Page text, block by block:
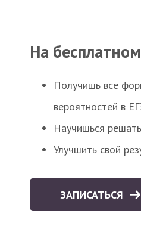
На
Получишь все
вероятностей в
Научишься
Улучшить свой
ЗАПИСАТЬСЯ